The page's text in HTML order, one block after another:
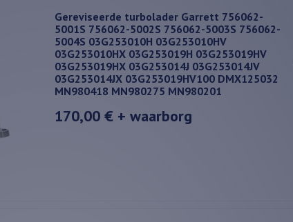
Gereviseerde turbolader Garrett 756062-
5001S 756062-5002S 756062-5003S 756062-
5004S 03G253010H 03G253010HV
03G253010HX 03G253019H 03G253019HV
03G253019HX 03G253014J 03G253014JV
03G253014JX 03G253019HV100 DMX125032
MN980418 MN980275 MN980201
170,00 € + waarborg